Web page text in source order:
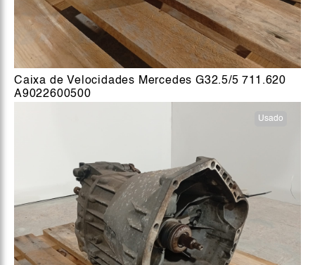
Caixa de Velocidades Mercedes G32.5/5 711.620
A9022600500
Usado